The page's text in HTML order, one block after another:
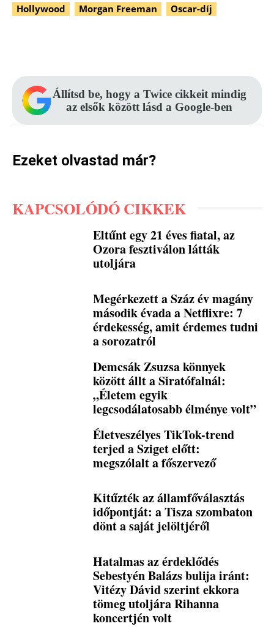
Hollywood
Morgan Freeman Oscar-díj
Állítsd be, hogy a Twice cikkeit mindig
az elsők között lásd a Google-ben
Ezeket olvastad már?
KAPCSOLÓDÓ CIKKEK
Eltűnt egy 21 éves fiatal, az
Ozora fesztiválon látták
utoljára
Megérkezett a Száz év magány
második évada a Netflixre: 7
érdekesség, amit érdemes tudni
a sorozatról
Demcsák Zsuzsa könnyek
között állt a Siratófalnál:
„Életem egyik
legcsodálatosabb élménye volt”
Életveszélyes TikTok-trend
terjed a Sziget előtt:
megszólalt a főszervező
Kitűzték az államfőválasztás
időpontját: a Tisza szombaton
dönt a saját jelöltjéről
Hatalmas az érdeklődés
Sebestyén Balázs bulija iránt:
Vitézy Dávid szerint ekkora
tömeg utoljára Rihanna
koncertjén volt